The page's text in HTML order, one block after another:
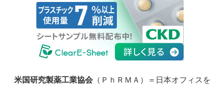
米国研究製薬工業協会 （ＰｈＲＭＡ）＝日本オフィスを